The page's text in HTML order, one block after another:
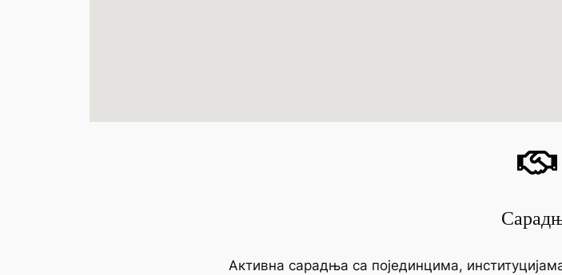
Активна сарадња са појединцима,